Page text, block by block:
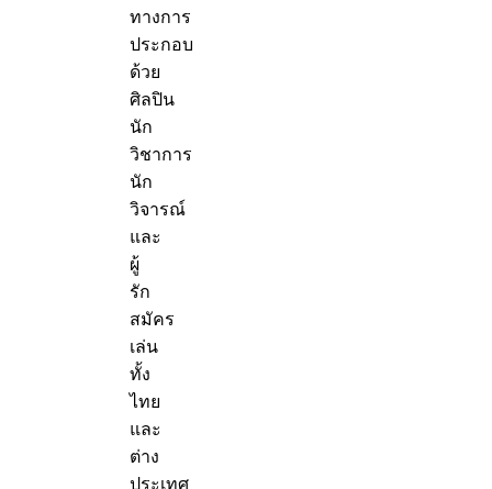
ทางการ
ประกอบ
ด้วย
ศิลปิน
นัก
วิชาการ
นัก
วิจารณ์
และ
ผู้
รัก
สมัคร
เล่น
ทั้ง
ไทย
และ
ต่าง
ประเทศ